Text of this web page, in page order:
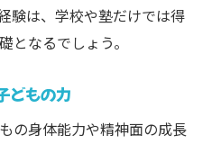
験は、学校や塾だけでは得
となるでしょう。
どもの力
の身体能力や精神面の成長